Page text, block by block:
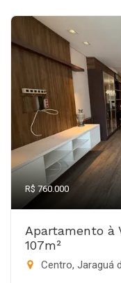
R$ 760.000
Apartamento à
107m²
Centro, Jaraguá